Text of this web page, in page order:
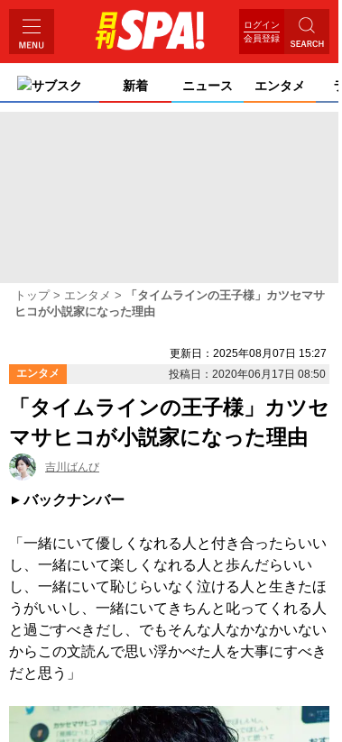
ログイン
会員登録
サブスク 新着 ニュース エンタメ
トップ エンタメ
「タイムラインの王子様」カツセマサ
ヒコが小説家になった理由
更新日：2025年08月07日 15:27
エンタメ
投稿日：2020年06月17日 08:50
「タイムラインの王子様」カツセ
マサヒコが小説家になった理由
吉川ばんび
バックナンバー
「一緒にいて優しくなれる人と付き合ったらいい
し、一緒にいて楽しくなれる人と歩んだらいい
し、一緒にいて恥じらいなく泣ける人と生きたほ
うがいいし、一緒にいてきちんと叱ってくれる人
と過ごすべきだし、でもそんな人なかなかいない
からこの文読んで思い浮かべた人を大事にすべき
だと思う」